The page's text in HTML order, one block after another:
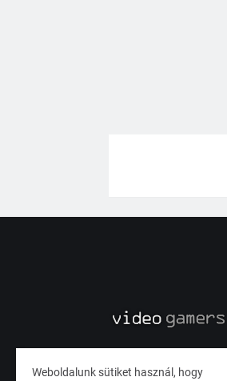
Weboldalunk sütiket használ, hogy